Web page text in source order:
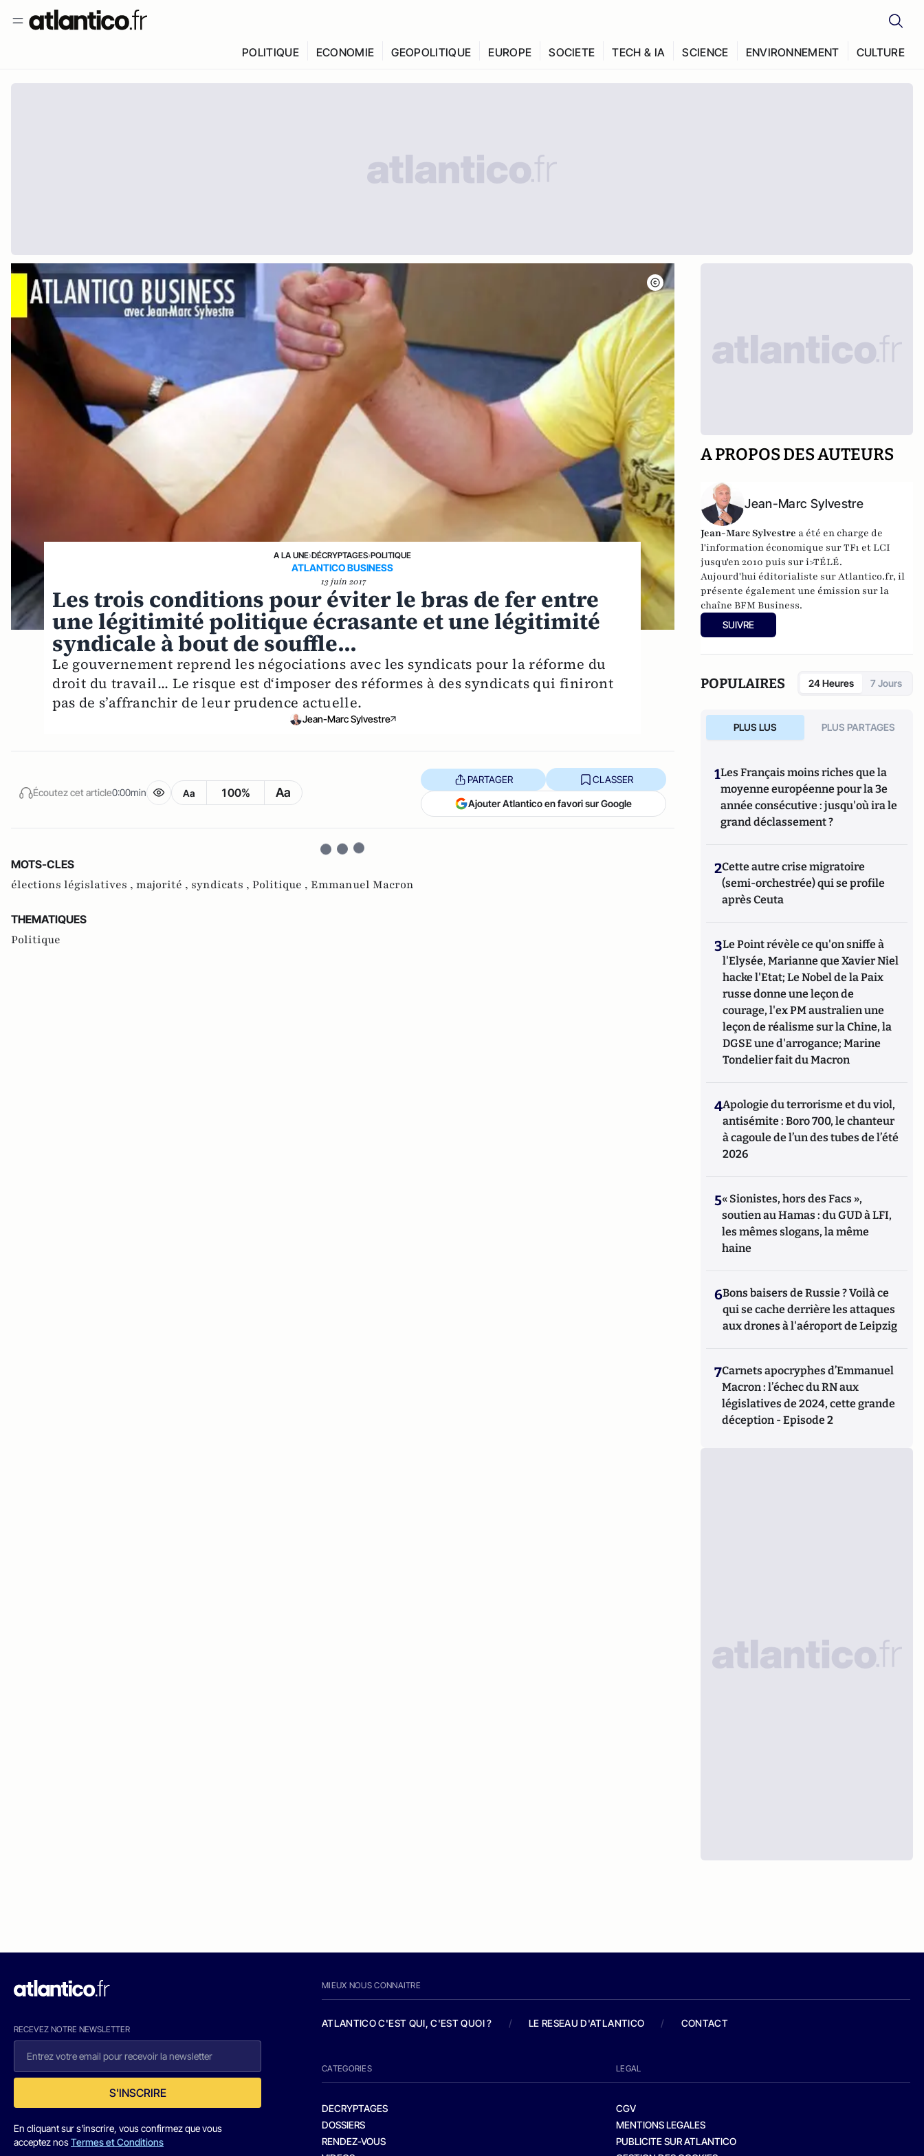
POLITIQUE ECONOMIE GEOPOLITIQUE EUROPE SOCIETE TECH & IA SCIENCE ENVIRONNEMENT CULTURE
A LA UNE›DÉCRYPTAGES›POLITIQUE
ATLANTICO BUSINESS
13 juin 2017
Les trois conditions pour éviter le bras de fer entre
une légitimité politique écrasante et une légitimité
syndicale à bout de souffle...
Le gouvernement reprend les négociations avec les syndicats pour la réforme du
droit du travail... Le risque est d‘imposer des réformes à des syndicats qui finiront
pas de s’affranchir de leur prudence actuelle.
Jean-Marc Sylvestre
Écoutez cet article0:00min Aa 100% Aa
PARTAGER CLASSER
Ajouter Atlantico en favori sur Google
MOTS-CLES
élections législatives , majorité , syndicats , Politique , Emmanuel Macron
THEMATIQUES
Politique
A PROPOS DES AUTEURS
Jean-Marc Sylvestre
Jean-Marc Sylvestre a été en charge de
l'information économique sur TF1 et LCI
jusqu'en 2010 puis sur i>TÉLÉ.
Aujourd'hui éditorialiste sur Atlantico.fr, il
présente également une émission sur la
chaîne BFM Business.
SUIVRE
POPULAIRES 24 Heures 7 Jours
PLUS LUS PLUS PARTAGES
1Les Français moins riches que la
moyenne européenne pour la 3e
année consécutive : jusqu'où ira le
grand déclassement ?
2Cette autre crise migratoire
(semi-orchestrée) qui se profile
après Ceuta
3Le Point révèle ce qu'on sniffe à
l'Elysée, Marianne que Xavier Niel
hacke l'Etat; Le Nobel de la Paix
russe donne une leçon de
courage, l'ex PM australien une
leçon de réalisme sur la Chine, la
DGSE une d'arrogance; Marine
Tondelier fait du Macron
4Apologie du terrorisme et du viol,
antisémite : Boro 700, le chanteur
à cagoule de l’un des tubes de l’été
2026
5« Sionistes, hors des Facs »,
soutien au Hamas : du GUD à LFI,
les mêmes slogans, la même
haine
6Bons baisers de Russie ? Voilà ce
qui se cache derrière les attaques
aux drones à l'aéroport de Leipzig
7Carnets apocryphes d’Emmanuel
Macron : l’échec du RN aux
législatives de 2024, cette grande
déception - Episode 2
RECEVEZ NOTRE NEWSLETTER
S'INSCRIRE
En cliquant sur s'inscrire, vous confirmez que vous
acceptez nosTermes et Conditions
MIEUX NOUS CONNAITRE
ATLANTICO C'EST QUI, C'EST QUOI ? / LE RESEAU D'ATLANTICO / CONTACT
CATEGORIES
DECRYPTAGES
DOSSIERS
RENDEZ-VOUS
LEGAL
CGV
MENTIONS LEGALES
PUBLICITE SUR ATLANTICO